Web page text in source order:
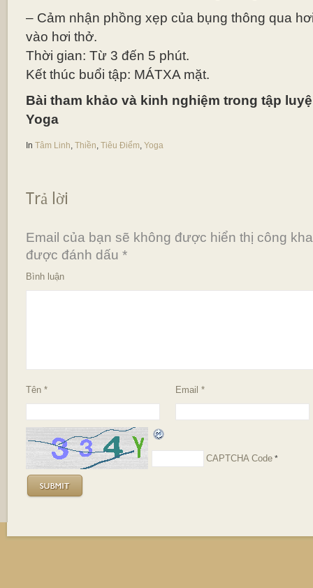
– Cảm nhận phồng xẹp của bụng thông qua
vào hơi thở.
Thời gian: Từ 3 đến 5 phút.
Kết thúc buổi tập: MÁTXA mặt.
Bài tham khảo và kinh nghiệm trong tập
Yoga
In Tâm Linh, Thiền, Tiêu Điểm, Yoga
Trả lời
Email của bạn sẽ không được hiển thị công
được đánh dấu *
Bình luận
Tên * Email *
CAPTCHA Code*